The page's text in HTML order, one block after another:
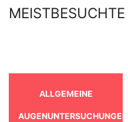
ALLGEMEINE
AUGENUNTERSUCHUNGEN